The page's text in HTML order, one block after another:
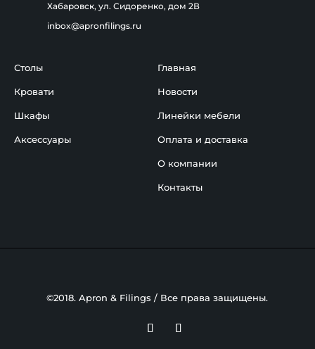
Хабаровск, ул. Сидоренко, дом 2В
inbox@apronfilings.ru
Столы
Кровати
Шкафы
Аксессуары
Главная
Новости
Линейки мебели
Оплата и доставка
О компании
Контакты
©2018. Apron & Filings / Все права защищены.